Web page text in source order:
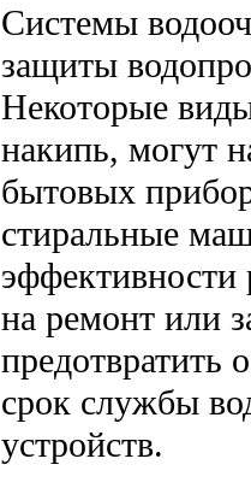
Системы
защиты
Некоторые
накипь, могут
бытовых
стиральные
на ремонт или
предотвратить
срок службы
устройств.